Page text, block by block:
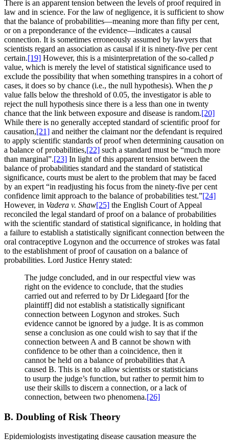
There is an apparent tension between the levels of proof required in
law and in science. For the law of negligence, it is sufficient to show
that the balance of probabilities—meaning more than fifty per cent,
or on a preponderance of the evidence—indicates a causal
connection. It is sometimes erroneously assumed by lawyers that
scientists regard an association as causal if it is ninety-five per cent
certain.[19] However, this is a misinterpretation of the so-called p
value, which is merely the level of statistical significance used to
exclude the possibility that when something transpires in a cohort of
cases, it does so by chance (i.e., the null hypothesis). When the p
value falls below the threshold of 0.05, the investigator is able to
reject the null hypothesis since there is a less than one in twenty
chance that the link between exposure and disease is random.[20]
While there is no generally accepted standard of scientific proof for
causation,[21] and neither the claimant nor the defendant is required
to apply scientific standards of proof when determining causation on
a balance of probabilities,[22] such a standard must be “much more
than marginal”.[23] In light of this apparent tension between the
balance of probabilities standard and the standard of statistical
significance, courts must be alert to the problem that may be faced
by an expert “in readjusting his focus from the ninety-five per cent
confidence limit approach to the balance of probabilities test.”[24]
However, in Vadera v. Shaw[25] the English Court of Appeal
reconciled the legal standard of proof on a balance of probabilities
with the scientific standard of statistical significance, in holding that
a failure to establish a statistically significant connection between the
oral contraceptive Logynon and the occurrence of strokes was fatal
to the establishment of proof of causation on a balance of
probabilities. Lord Justice Henry stated:
The judge concluded, and in our respectful view was
right on the evidence to conclude, that the studies
carried out and referred to by Dr Lidegaard [for the
plaintiff] did not establish a statistically significant
connection between Logynon and strokes. Such
evidence cannot be ignored by a judge. It is as common
sense a conclusion as one could wish to say that if the
connection between A and B cannot be shown with
confidence to be other than a coincidence, then it
cannot be held on a balance of probabilities that A
caused B. This is not to allow scientists or statisticians
to usurp the judge’s function, but rather to permit him to
use their skills to discern a connection, or a lack of
connection, between two phenomena.[26]
B. Doubling of Risk Theory
Epidemiologists investigating disease causation measure the